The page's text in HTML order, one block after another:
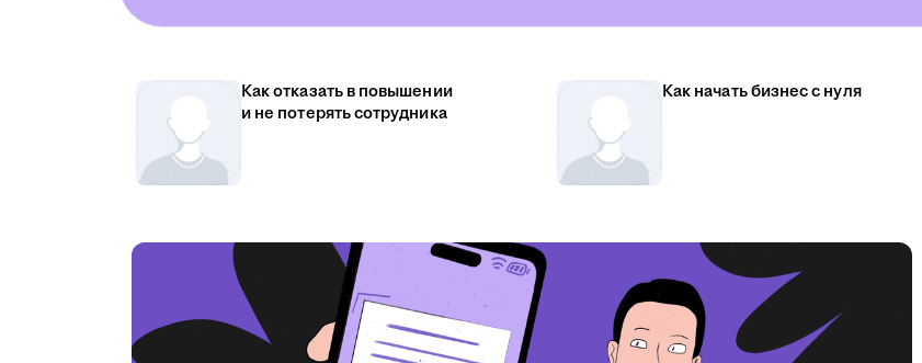
Как отказать в повышении
и не потерять сотрудника
Как начать бизнес с нуля